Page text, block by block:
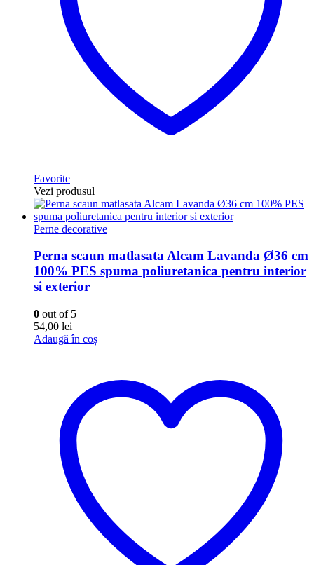
Favorite
Vezi produsul
Perne decorative
Perna scaun matlasata Alcam Lavanda Ø36 cm
100% PES spuma poliuretanica pentru interior
si exterior
0 out of 5
54,00 lei
Adaugă în coș